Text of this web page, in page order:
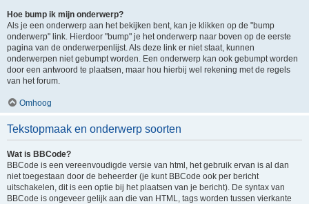
Hoe bump ik mijn onderwerp?
Als je een onderwerp aan het bekijken bent, kan je klikken op de "bump
onderwerp" link. Hierdoor "bump" je het onderwerp naar boven op de eerste
pagina van de onderwerpenlijst. Als deze link er niet staat, kunnen
onderwerpen niet gebumpt worden. Een onderwerp kan ook gebumpt worden
door een antwoord te plaatsen, maar hou hierbij wel rekening met de regels
van het forum.
Omhoog
Tekstopmaak en onderwerp soorten
Wat is BBCode?
BBCode is een vereenvoudigde versie van html, het gebruik ervan is al dan
niet toegestaan door de beheerder (je kunt BBCode ook per bericht
uitschakelen, dit is een optie bij het plaatsen van je bericht). De syntax van
BBCode is ongeveer gelijk aan die van HTML, tags worden tussen vierkante